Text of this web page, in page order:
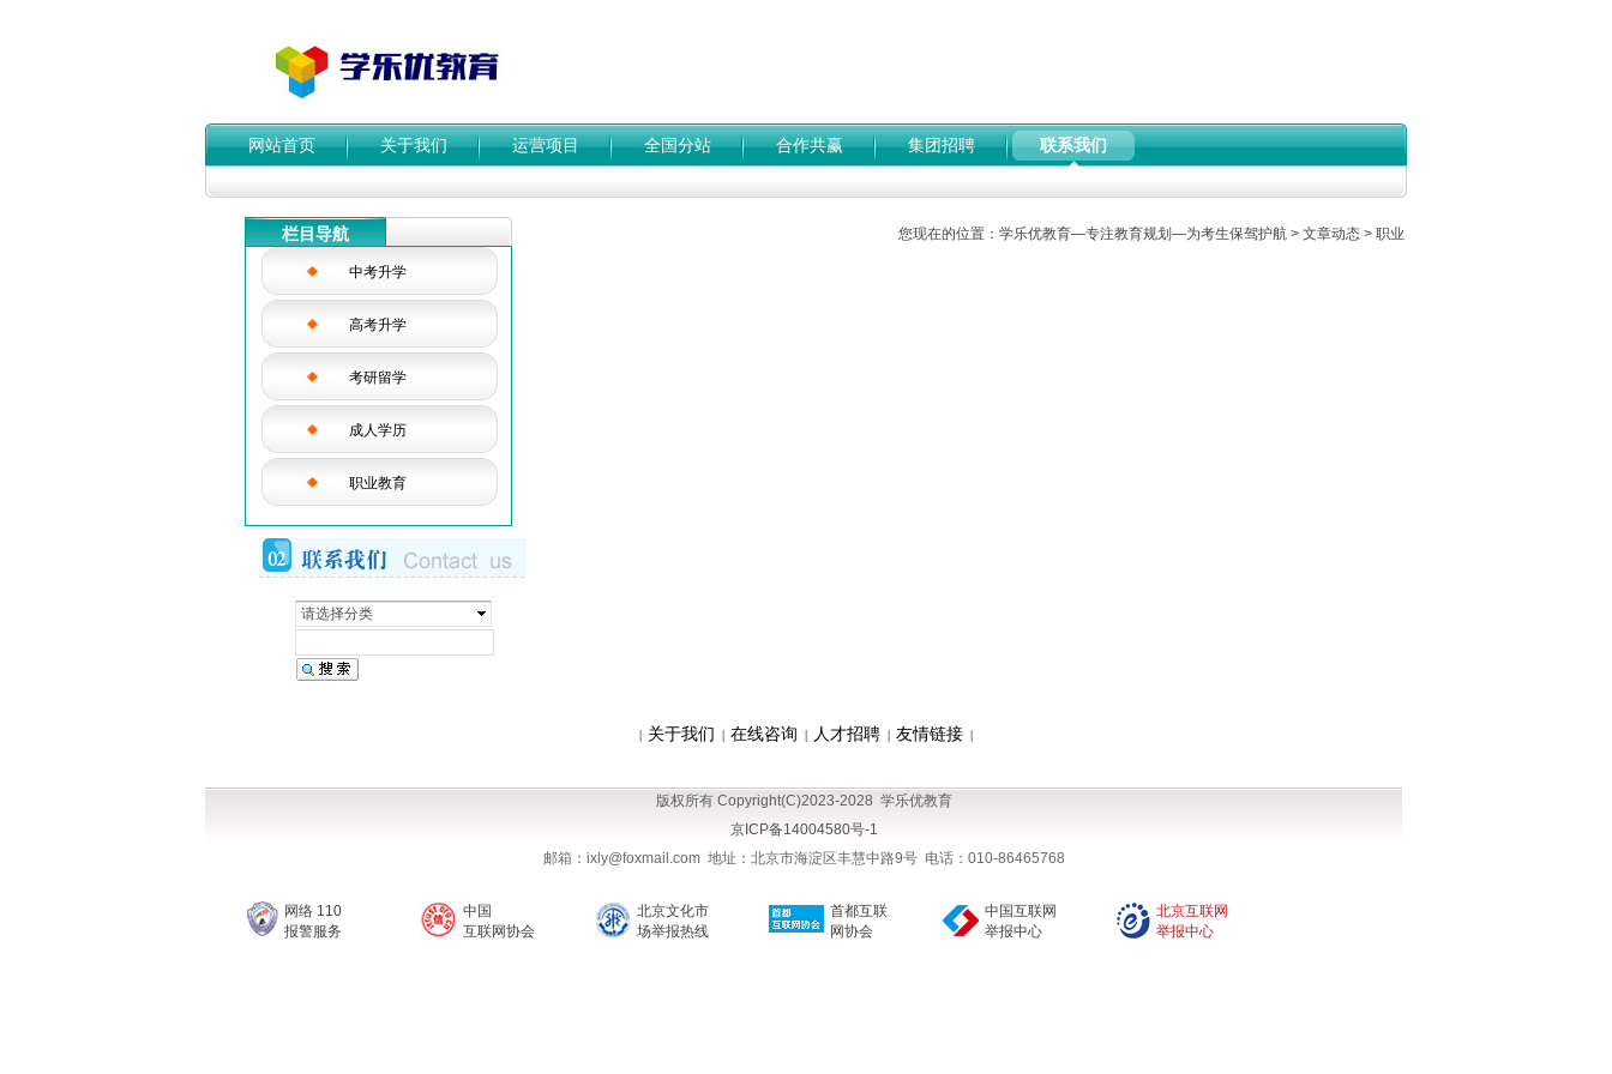
网站首页 关于我们 运营项目 全国分站 合作共赢 集团招聘 联系我们
请选择分类
您现在的位置： 学乐优教育—专注教育规划—为考生保驾护航 > 文章动态 > 职业
栏目导航
中考升学
高考升学
考研留学
成人学历
职业教育
| 关于我们 | 在线咨询 | 人才招聘 | 友情链接 |
版权所有 Copyright(C)2023-2028 学乐优教育
京ICP备14004580号-1
邮箱：ixly@foxmail.com 地址：北京市海淀区丰慧中路9号 电话：010-86465768
网络 110
报警服务
中国
互联网协会
北京文化市
场举报热线
首都互联
网协会
中国互联网
举报中心
北京互联网
举报中心